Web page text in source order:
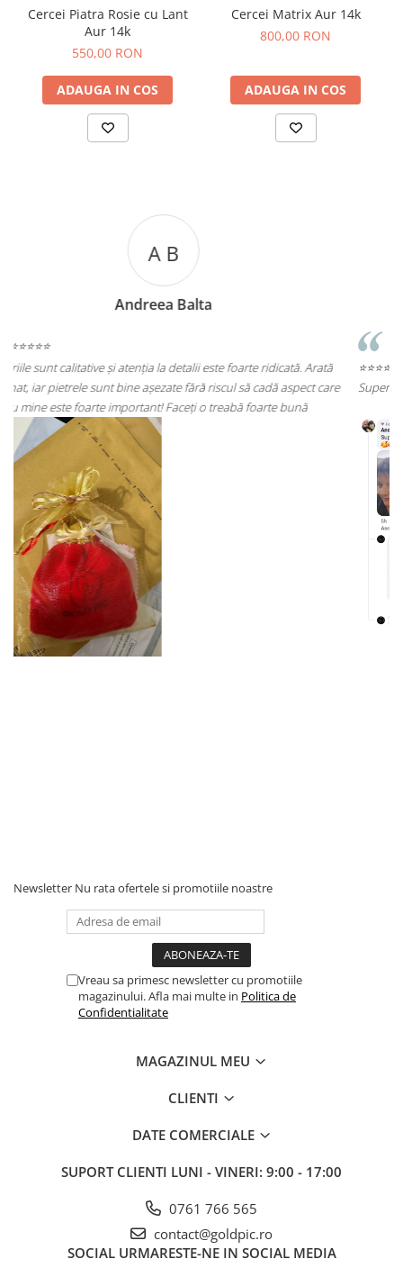
Cercei Piatra Rosie cu Lant
Aur 14k
550,00 RON
ADAUGA IN COS
Cercei Matrix Aur 14k
800,00 RON
ADAUGA IN COS
care
Andreea Cicu
⭐⭐⭐⭐⭐
Super mulțumită!! Sunt superbi cerceii!!!
Newsletter Nu rata ofertele si promotiile noastre
Vreau sa primesc newsletter cu promotiile
magazinului. Afla mai multe in Politica de
Confidentialitate
MAGAZINUL MEU
CLIENTI
DATE COMERCIALE
SUPORT CLIENTI LUNI - VINERI: 9:00 - 17:00
0761 766 565
contact@goldpic.ro
SOCIAL URMARESTE-NE IN SOCIAL MEDIA